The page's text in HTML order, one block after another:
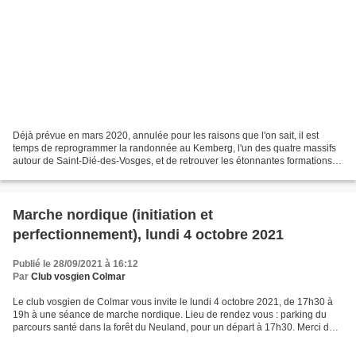
Déjà prévue en mars 2020, annulée pour les raisons que l'on sait, il est
temps de reprogrammer la randonnée au Kemberg, l'un des quatre massifs
autour de Saint-Dié-des-Vosges, et de retrouver les étonnantes formations
Marche nordique (initiation et
perfectionnement), lundi 4 octobre 2021
Publié le 28/09/2021 à 16:12
Par Club vosgien Colmar
Le club vosgien de Colmar vous invite le lundi 4 octobre 2021, de 17h30 à
19h à une séance de marche nordique. Lieu de rendez vous : parking du
parcours santé dans la forêt du Neuland, pour un départ à 17h30. Merci de